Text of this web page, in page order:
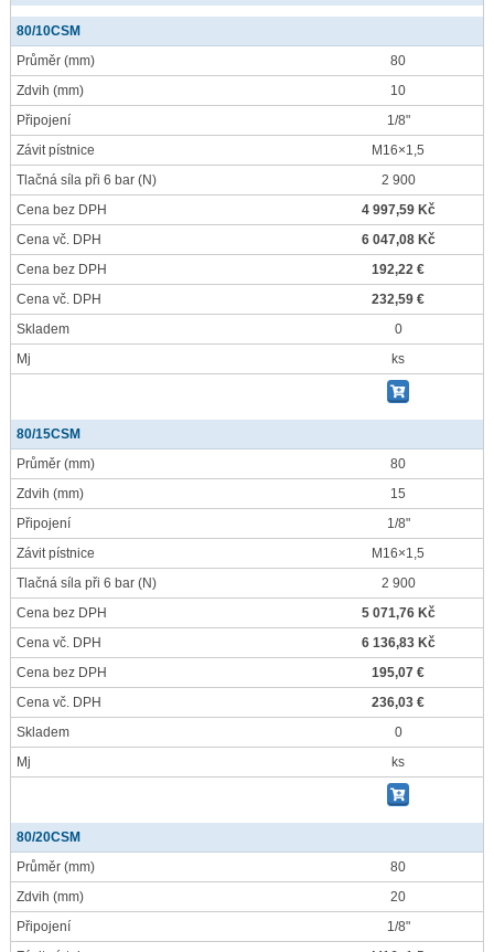
80/10CSM
Průměr (mm)
80
Zdvih (mm)
10
Připojení
1/8"
Závit pístnice
M16×1,5
Tlačná síla při 6 bar (N)
2 900
Cena bez DPH
4 997,59 Kč
Cena vč. DPH
6 047,08 Kč
Cena bez DPH
192,22 €
Cena vč. DPH
232,59 €
Skladem
0
Mj
ks
80/15CSM
Průměr (mm)
80
Zdvih (mm)
15
Připojení
1/8"
Závit pístnice
M16×1,5
Tlačná síla při 6 bar (N)
2 900
Cena bez DPH
5 071,76 Kč
Cena vč. DPH
6 136,83 Kč
Cena bez DPH
195,07 €
Cena vč. DPH
236,03 €
Skladem
0
Mj
ks
80/20CSM
Průměr (mm)
80
Zdvih (mm)
20
Připojení
1/8"